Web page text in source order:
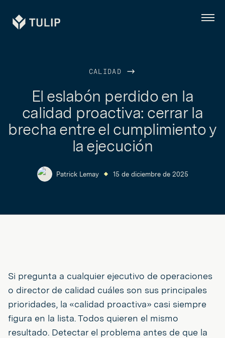
Tulip Menú
CALIDAD
El eslabón perdido en la
calidad proactiva: cerrar la
brecha entre el cumplimiento y
la ejecución
Patrick Lemay 15 de diciembre de 2025
Si pregunta a cualquier ejecutivo de operaciones
o director de calidad cuáles son sus principales
prioridades, la «calidad proactiva» casi siempre
figura en la lista. Todos quieren el mismo
resultado. Detectar el problema antes de que la